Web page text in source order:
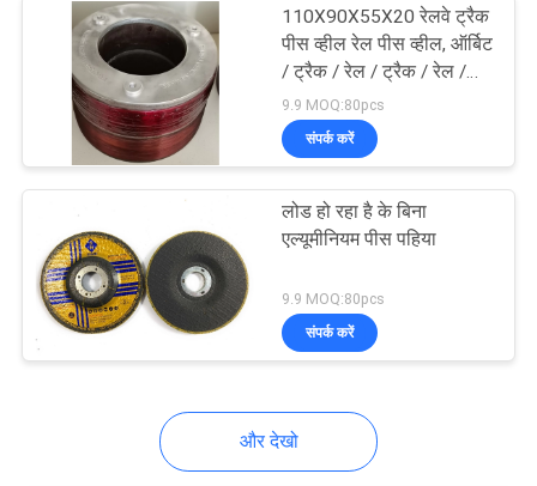
CBN पीस पहियों
डायमंड लैपिंग फिल्म
110X90X55X20 रेलवे ट्रैक
पीस व्हील रेल पीस व्हील, ऑर्बिट
/ ट्रैक / रेल / ट्रैक / रेल /
प्रक्षेप पथ के लिए पीस स्टोन
9.9 MOQ:80pcs
संपर्क करें
लोड हो रहा है के बिना
एल्यूमीनियम पीस पहिया
9.9 MOQ:80pcs
संपर्क करें
और देखो